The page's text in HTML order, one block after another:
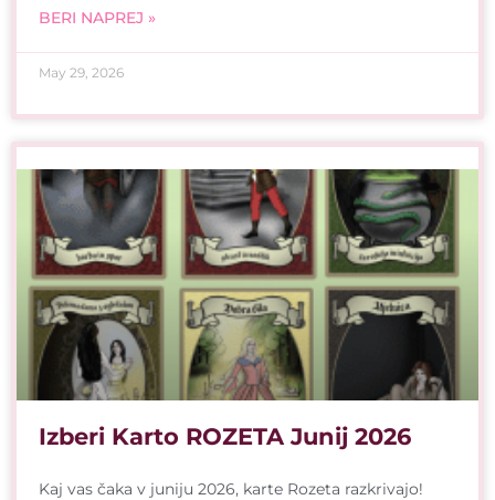
BERI NAPREJ »
May 29, 2026
Izberi Karto ROZETA Junij 2026
Kaj vas čaka v juniju 2026, karte Rozeta razkrivajo!